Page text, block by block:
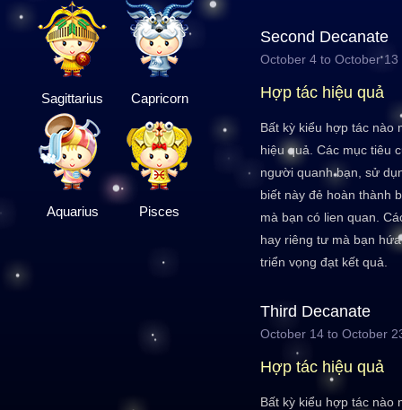
Sagittarius Capricorn
Aquarius Pisces
Second Decanate
October 4 to October 13
Hợp tác hiệu quả
Bất kỳ kiểu hợp tác nào
hiệu quả. Các mục tiêu
người quanh bạn, sử
biết này đẻ hoàn thành
mà bạn có lien quan.
hay riêng tư mà bạn
triển vọng đạt kết quả.
Third Decanate
October 14 to October
Hợp tác hiệu quả
Bất kỳ kiểu hợp tác nào